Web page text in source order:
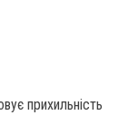
прихильність